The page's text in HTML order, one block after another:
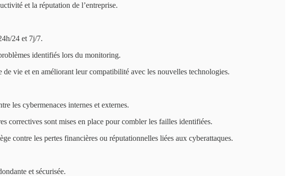
et la réputation de l’entreprise.
24 et 7j/7.
identifiés lors du monitoring.
vie et en améliorant leur compatibilité avec les nouvelles technologies.
les cybermenaces internes et externes.
correctives sont mises en place pour combler les failles identifiées.
contre les pertes financières ou réputationnelles liées aux cyberattaques.
et sécurisée.